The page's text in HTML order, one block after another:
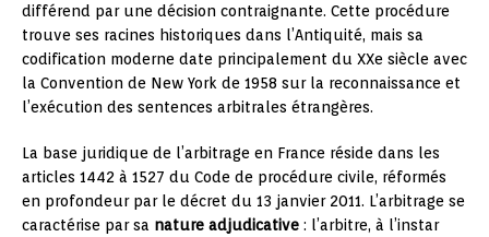
différend par une décision contraignante. Cette procédure
trouve ses racines historiques dans l’Antiquité, mais sa
codification moderne date principalement du XXe siècle avec
la Convention de New York de 1958 sur la reconnaissance et
l’exécution des sentences arbitrales étrangères.
La base juridique de l’arbitrage en France réside dans les
articles 1442 à 1527 du Code de procédure civile, réformés
en profondeur par le décret du 13 janvier 2011. L’arbitrage se
caractérise par sa nature adjudicative : l’arbitre, à l’instar